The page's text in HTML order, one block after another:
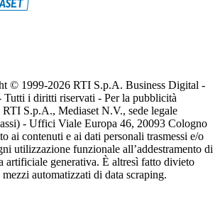
© 1999-2026 RTI S.p.A. Business Digital -
Tutti i diritti riservati - Per la pubblicità
S.p.A., Mediaset N.V., sede legale
- Uffici Viale Europa 46, 20093 Cologno
ai contenuti e ai dati personali trasmessi e/o
utilizzazione funzionale all’addestramento di
artificiale generativa. È altresì fatto divieto
automatizzati di data scraping.